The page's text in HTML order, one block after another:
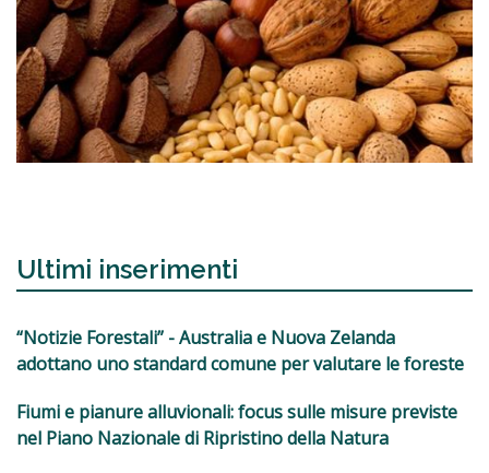
Ultimi inserimenti
“Notizie Forestali” - Australia e Nuova Zelanda
adottano uno standard comune per valutare le foreste
Fiumi e pianure alluvionali: focus sulle misure previste
nel Piano Nazionale di Ripristino della Natura